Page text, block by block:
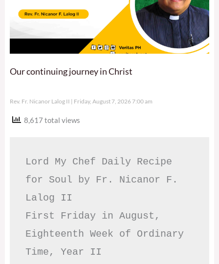
Our continuing journey in Christ
Rev. Fr. Nicanor Lalog II Friday, August 7, 2026 7:00 am
8,617 total views
Lord My Chef Daily Recipe
for Soul by Fr. Nicanor F.
Lalog II
First Friday in August,
Eighteenth Week of Ordinary
Time, Year II